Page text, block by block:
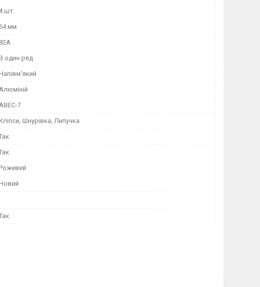
4 шт.
64 мм
82А
один ряд
Алюміній
ABEC-7
Шнурівка, Липучка